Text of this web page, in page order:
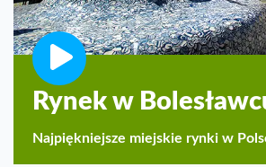
Rynek w
Najpiękniejsze miejskie rynki w